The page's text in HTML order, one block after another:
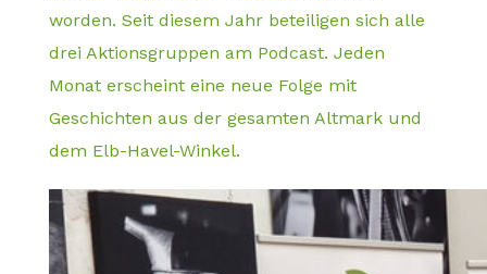
worden. Seit diesem Jahr beteiligen sich alle
drei Aktionsgruppen am Podcast. Jeden
Monat erscheint eine neue Folge mit
Geschichten aus der gesamten Altmark und
dem Elb-Havel-Winkel.